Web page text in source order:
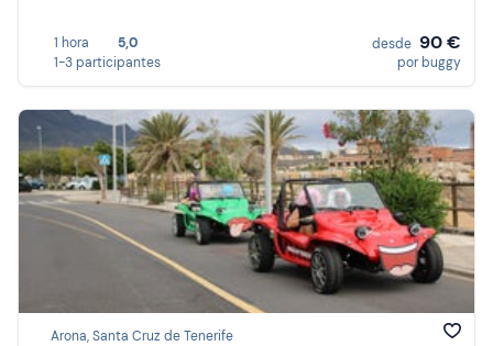
1 hora
5,0
1-3 participantes
desde 90 €
por buggy
Arona, Santa Cruz de Tenerife